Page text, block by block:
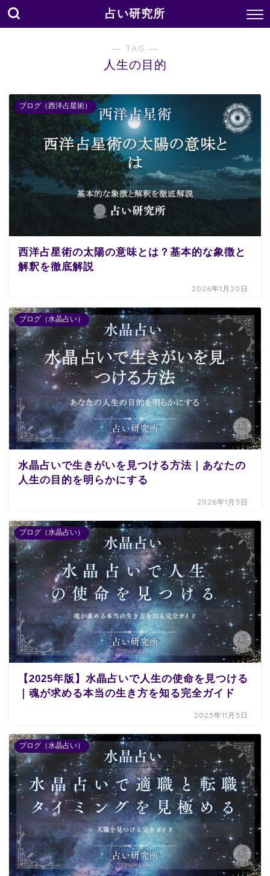
占い研究所
― TAG ―
人生の目的
ブログ（西洋占星術）
西洋占星術の太陽の意味とは？基本的な象徴と
解釈を徹底解説
2026年1月20日
ブログ（水晶占い）
水晶占いで生きがいを見つける方法｜あなたの
人生の目的を明らかにする
2026年1月5日
ブログ（水晶占い）
【2025年版】水晶占いで人生の使命を見つける
｜魂が求める本当の生き方を知る完全ガイド
2025年11月5日
ブログ（水晶占い）